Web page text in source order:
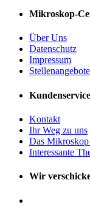
Mikroskop-
Über Uns
Datenschutz
Impressum
Stellenangebote
Kundenservice
Kontakt
Ihr Weg zu uns
Das
Interessante
Wir